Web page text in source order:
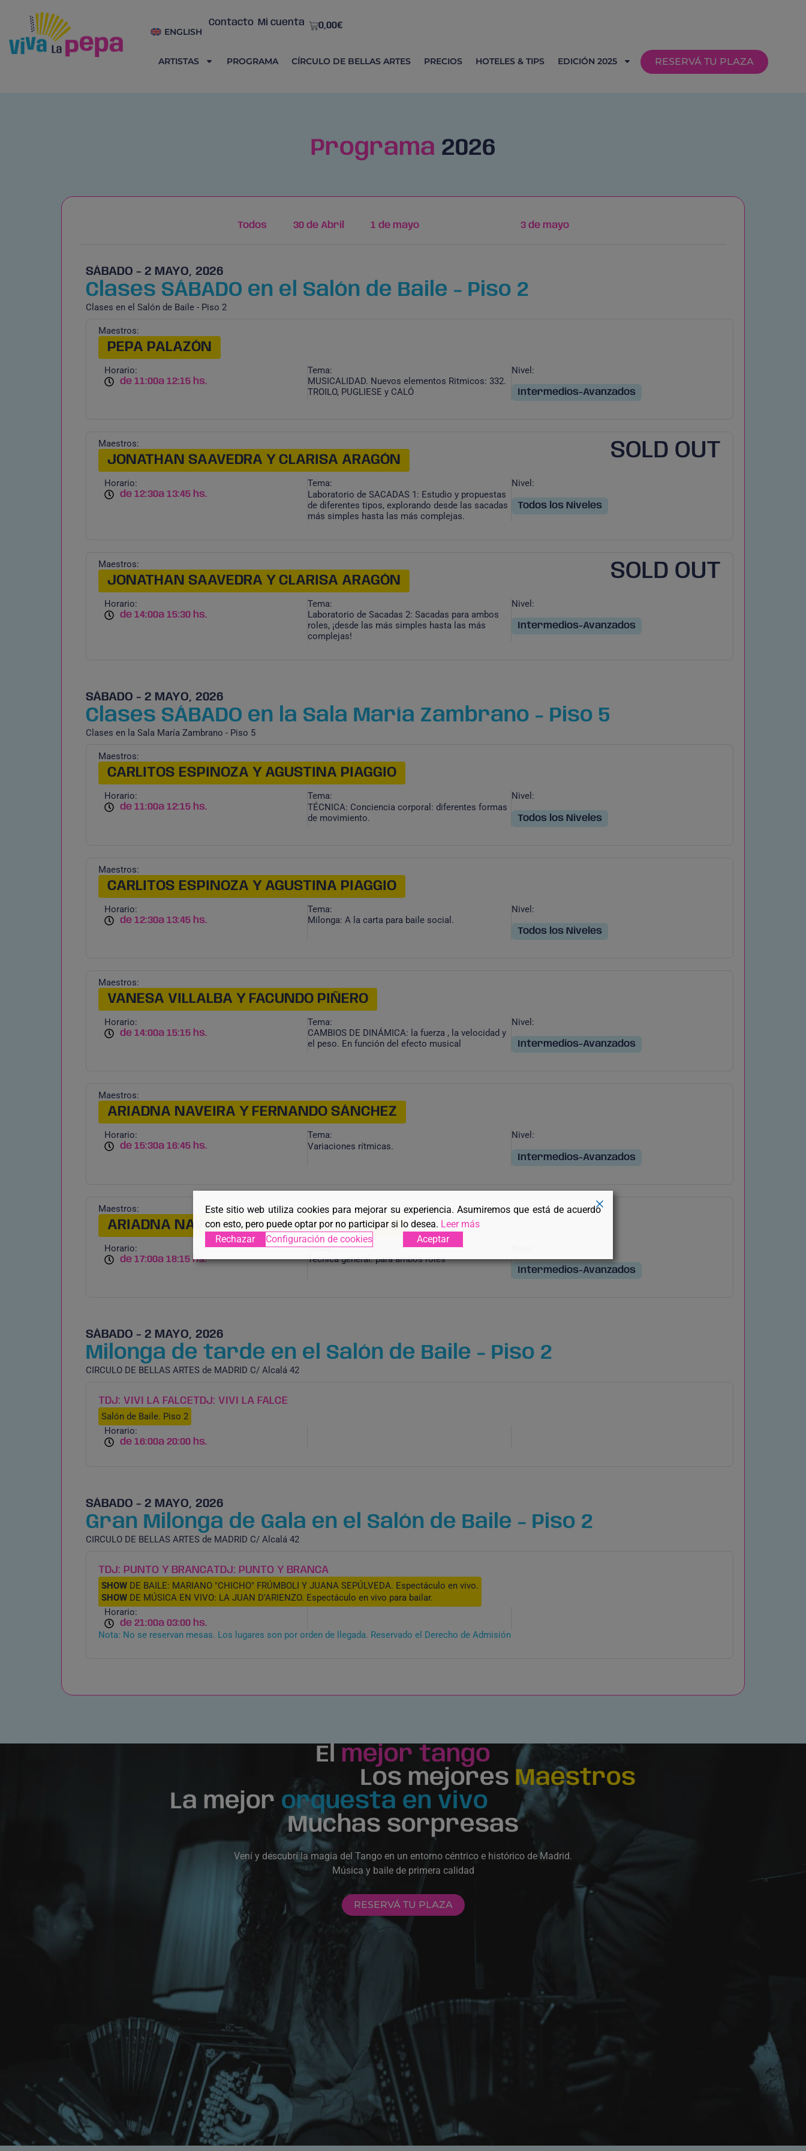
ENGLISH
Contacto Mi cuenta 0,00€
ARTISTAS PROGRAMA CÍRCULO DE BELLAS ARTES PRECIOS HOTELES & TIPS EDICIÓN 2025 RESERVÁ TU PLAZA
Programa 2026
Todos 30 de Abril 1 de mayo 3 de mayo
SÁBADO - 2 MAYO, 2026
Clases SÁBADO en el Salón de Baile - Piso 2
Clases en el Salón de Baile - Piso 2
Maestros:
PEPA PALAZÓN
Horario:
de 11:00a 12:15 hs.
Tema:
MUSICALIDAD. Nuevos elementos Ritmicos: 332.
TROILO, PUGLIESE y CALÓ
Nivel:
Intermedios-Avanzados
SOLD OUT
Maestros:
JONATHAN SAAVEDRA Y CLARISA ARAGÓN
Horario:
de 12:30a 13:45 hs.
Tema:
Laboratorio de SACADAS 1: Estudio y propuestas
de diferentes tipos, explorando desde las sacadas
más simples hasta las más complejas.
Nivel:
Todos los Niveles
SOLD OUT
Maestros:
JONATHAN SAAVEDRA Y CLARISA ARAGÓN
Horario:
de 14:00a 15:30 hs.
Tema:
Laboratorio de Sacadas 2: Sacadas para ambos
roles, ¡desde las más simples hasta las más
complejas!
Nivel:
Intermedios-Avanzados
SÁBADO - 2 MAYO, 2026
Clases SÁBADO en la Sala María Zambrano - Piso 5
Clases en la Sala María Zambrano - Piso 5
Maestros:
CARLITOS ESPINOZA Y AGUSTINA PIAGGIO
Horario:
de 11:00a 12:15 hs.
Tema:
TÉCNICA: Conciencia corporal: diferentes formas
de movimiento.
Nivel:
Todos los Niveles
Maestros:
CARLITOS ESPINOZA Y AGUSTINA PIAGGIO
Horario:
de 12:30a 13:45 hs.
Tema:
Milonga: A la carta para baile social.
Nivel:
Todos los Niveles
Maestros:
VANESA VILLALBA Y FACUNDO PIÑERO
Horario:
de 14:00a 15:15 hs.
Tema:
CAMBIOS DE DINÁMICA: la fuerza , la velocidad y
el peso. En función del efecto musical
Nivel:
Intermedios-Avanzados
Maestros:
ARIADNA NAVEIRA Y FERNANDO SÁNCHEZ
Horario:
de 15:30a 16:45 hs.
Tema:
Variaciones rítmicas.
Nivel:
Intermedios-Avanzados
Maestros:
ARIADNA NAVEIRA Y FERNANDO SÁNCHEZ
Horario:
de 17:00a 18:15 hs.
Tema:
Técnica general: para ambos roles
Intermedios-Avanzados
SÁBADO - 2 MAYO, 2026
Milonga de tarde en el Salón de Baile - Piso 2
CIRCULO DE BELLAS ARTES de MADRID C/ Alcalá 42
TDJ: VIVI LA FALCETDJ: VIVI LA FALCE
Salón de Baile. Piso 2
Horario:
de 16:00a 20:00 hs.
SÁBADO - 2 MAYO, 2026
Gran Milonga de Gala en el Salón de Baile - Piso 2
CIRCULO DE BELLAS ARTES de MADRID C/ Alcalá 42
TDJ: PUNTO Y BRANCATDJ: PUNTO Y BRANCA
SHOW DE BAILE: MARIANO "CHICHO" FRÚMBOLI Y JUANA SEPÚLVEDA. Espectáculo en vivo.
SHOW DE MÚSICA EN VIVO: LA JUAN D'ARIENZO. Espectáculo en vivo para bailar.
Horario:
de 21:00a 03:00 hs.
Nota: No se reservan mesas. Los lugares son por orden de llegada. Reservado el Derecho de Admisión
El mejor tango
Los mejores Maestros
La mejor orquesta en vivo
Muchas sorpresas
Vení y descubrí la magia del Tango en un entorno céntrico e histórico de Madrid.
Música y baile de primera calidad
RESERVÁ TU PLAZA
Este sitio web utiliza cookies para mejorar su experiencia. Asumiremos que está de acuerdo
con esto, pero puede optar por no participar si lo desea. Leer más
Rechazar
Configuración de cookies Aceptar